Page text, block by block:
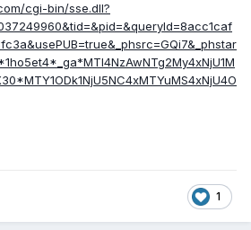
cgi-bin/sse.dll?
1